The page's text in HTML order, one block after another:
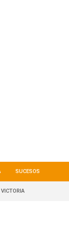
SUCESOS
VICTORIA